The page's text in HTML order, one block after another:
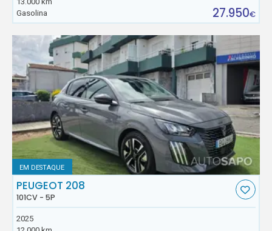
Gasolina
27.950€
EM DESTAQUE
PEUGEOT 208
101CV - 5P
2025